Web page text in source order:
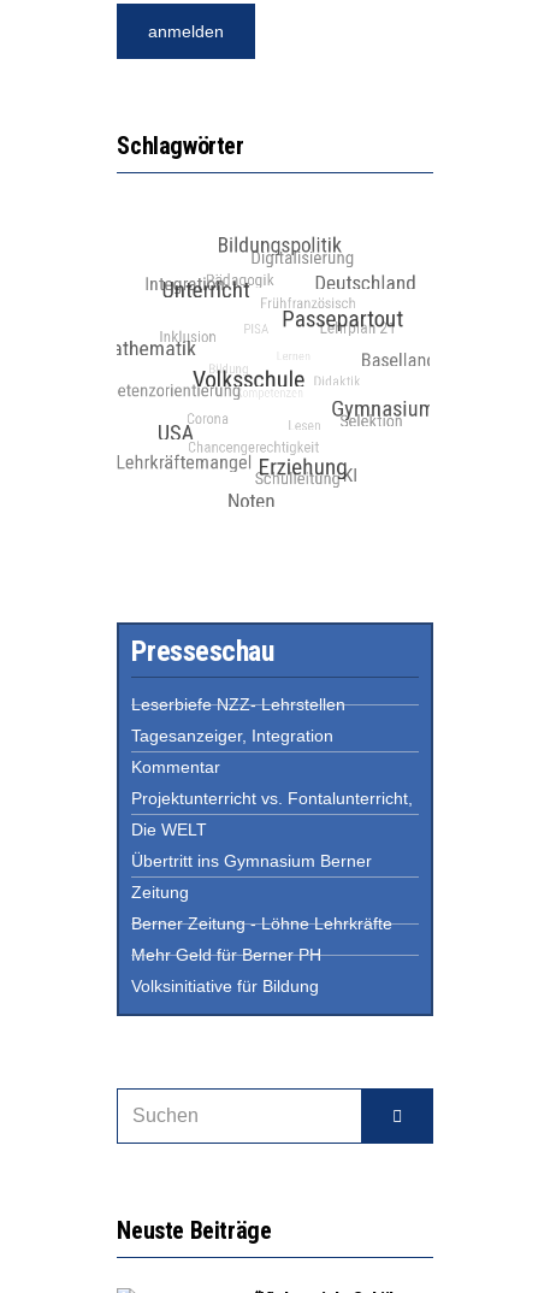
Schlagwörter
Presseschau
Leserbiefe NZZ- Lehrstellen
Tagesanzeiger, Integration
Kommentar
Projektunterricht vs. Fontalunterricht,
Die WELT
Übertritt ins Gymnasium Berner
Zeitung
Berner Zeitung - Löhne Lehrkräfte
Mehr Geld für Berner PH
Volksinitiative für Bildung
Neuste Beiträge